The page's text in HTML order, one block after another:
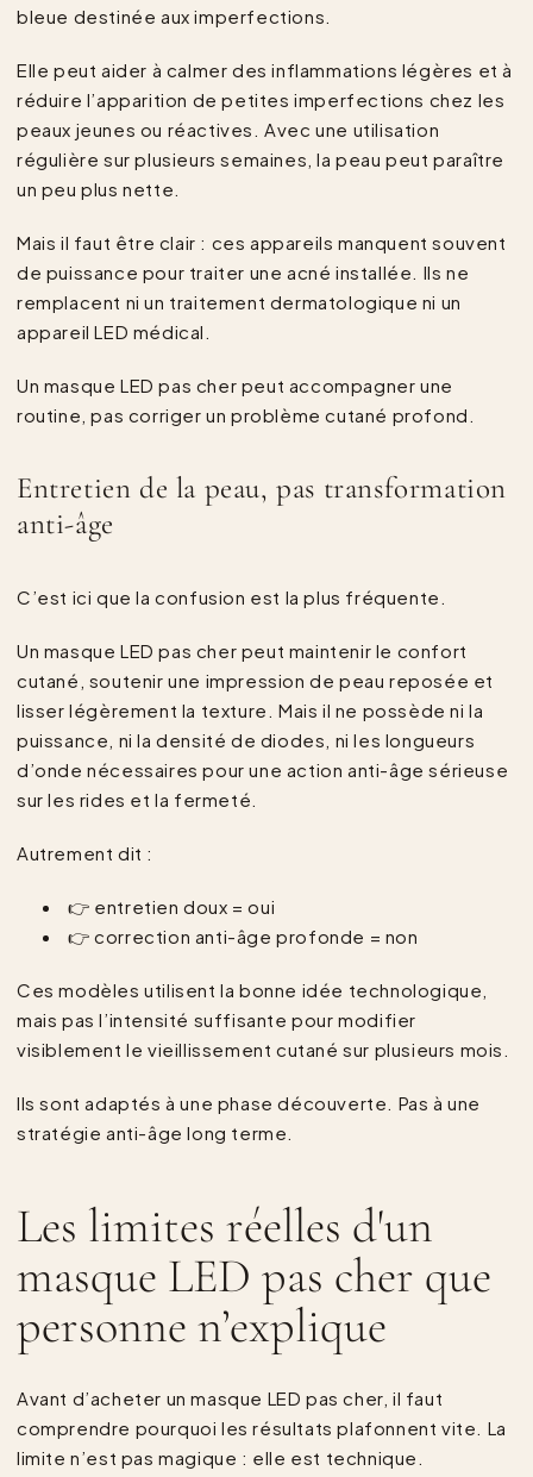
bleue destinée aux imperfections.
Elle peut aider à calmer des inflammations légères et à
réduire l’apparition de petites imperfections chez les
peaux jeunes ou réactives. Avec une utilisation
régulière sur plusieurs semaines, la peau peut paraître
un peu plus nette.
Mais il faut être clair : ces appareils manquent souvent
de puissance pour traiter une acné installée. Ils ne
remplacent ni un traitement dermatologique ni un
appareil LED médical.
Un masque LED pas cher peut accompagner une
routine, pas corriger un problème cutané profond.
Entretien de la peau, pas transformation
anti-âge
C’est ici que la confusion est la plus fréquente.
Un masque LED pas cher peut maintenir le confort
cutané, soutenir une impression de peau reposée et
lisser légèrement la texture. Mais il ne possède ni la
puissance, ni la densité de diodes, ni les longueurs
d’onde nécessaires pour une action anti-âge sérieuse
sur les rides et la fermeté.
Autrement dit :
👉 entretien doux = oui
👉 correction anti-âge profonde = non
Ces modèles utilisent la bonne idée technologique,
mais pas l’intensité suffisante pour modifier
visiblement le vieillissement cutané sur plusieurs mois.
Ils sont adaptés à une phase découverte. Pas à une
stratégie anti-âge long terme.
Les limites réelles d'un
masque LED pas cher que
personne n’explique
Avant d’acheter un masque LED pas cher, il faut
comprendre pourquoi les résultats plafonnent vite. La
limite n’est pas magique : elle est technique.